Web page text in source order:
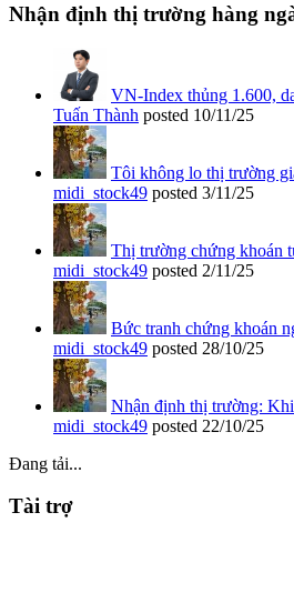
Nhận định thị trường hàng
VN-Index thủng 1.600,
Tuấn Thành posted 10/11/25
Tôi không lo thị trường
midi_stock49 posted 3/11/25
Thị trường chứng khoán
midi_stock49 posted 2/11/25
Bức tranh chứng khoán
midi_stock49 posted 28/10/25
Nhận định thị trường:
midi_stock49 posted 22/10/25
Đang tải...
Tài trợ